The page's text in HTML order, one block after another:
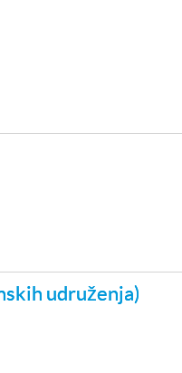
udruženja)